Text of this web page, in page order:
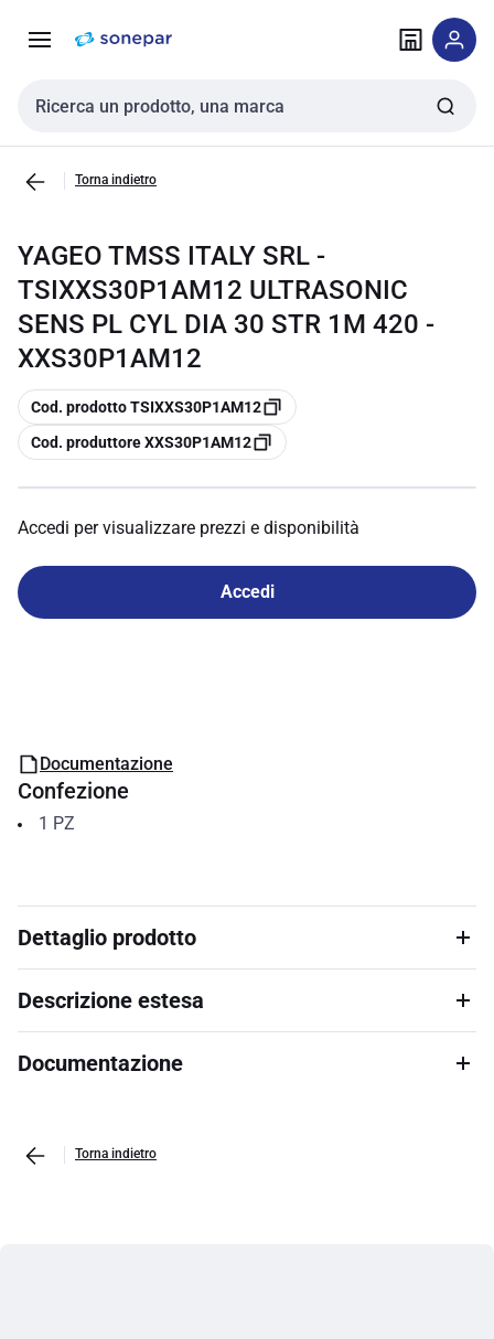
navigazione alla
Cerca input
Torna indietro
YAGEO TMSS ITALY SRL -
TSIXXS30P1AM12 ULTRASONIC
SENS PL CYL DIA 30 STR 1M 420 -
XXS30P1AM12
copia
Cod. prodotto TSIXXS30P1AM12
copia
Cod. produttore XXS30P1AM12
Accedi per visualizzare prezzi e disponibilità
Accedi
Documentazione
Confezione
1 PZ
Dettaglio prodotto
Descrizione estesa
Documentazione
Torna indietro